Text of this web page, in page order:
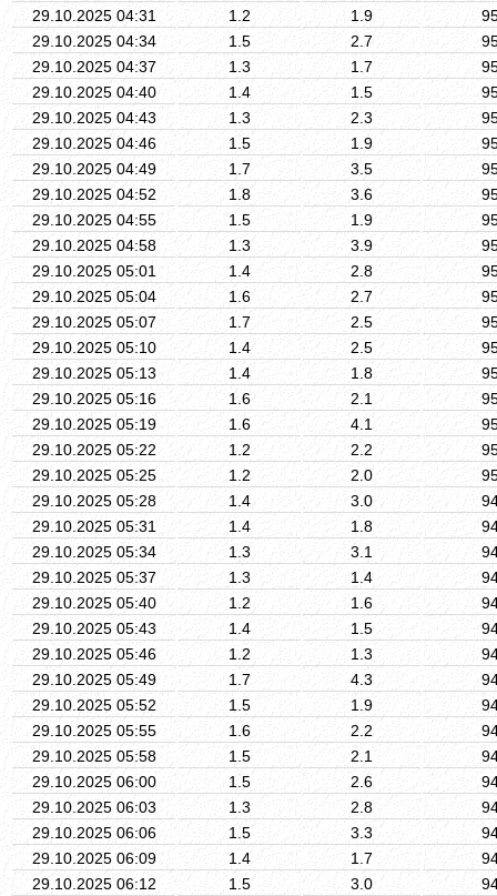
29.10.2025 04:31
1.2 1.9
29.10.2025 04:34
1.5 2.7
29.10.2025 04:37
1.3 1.7
29.10.2025 04:40
1.4 1.5
29.10.2025 04:43
1.3 2.3
29.10.2025 04:46
1.5 1.9
29.10.2025 04:49
1.7 3.5
29.10.2025 04:52
1.8 3.6
29.10.2025 04:55
1.5 1.9
29.10.2025 04:58
1.3 3.9
29.10.2025 05:01
1.4 2.8
29.10.2025 05:04
1.6 2.7
29.10.2025 05:07
1.7 2.5
29.10.2025 05:10
1.4 2.5
29.10.2025 05:13
1.4 1.8
29.10.2025 05:16
1.6 2.1
29.10.2025 05:19
1.6 4.1
29.10.2025 05:22
1.2 2.2
29.10.2025 05:25
1.2 2.0
29.10.2025 05:28
1.4 3.0
29.10.2025 05:31
1.4 1.8
29.10.2025 05:34
1.3 3.1
29.10.2025 05:37
1.3 1.4
29.10.2025 05:40
1.2 1.6
29.10.2025 05:43
1.4 1.5
29.10.2025 05:46
1.2 1.3
29.10.2025 05:49
1.7 4.3
29.10.2025 05:52
1.5 1.9
29.10.2025 05:55
1.6 2.2
29.10.2025 05:58
1.5 2.1
29.10.2025 06:00
1.5 2.6
29.10.2025 06:03
1.3 2.8
29.10.2025 06:06
1.5 3.3
29.10.2025 06:09
1.4 1.7
29.10.2025 06:12
1.5 3.0